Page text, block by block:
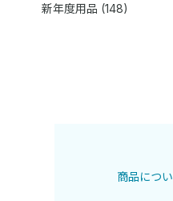
新年度用品 (148)
商品につ